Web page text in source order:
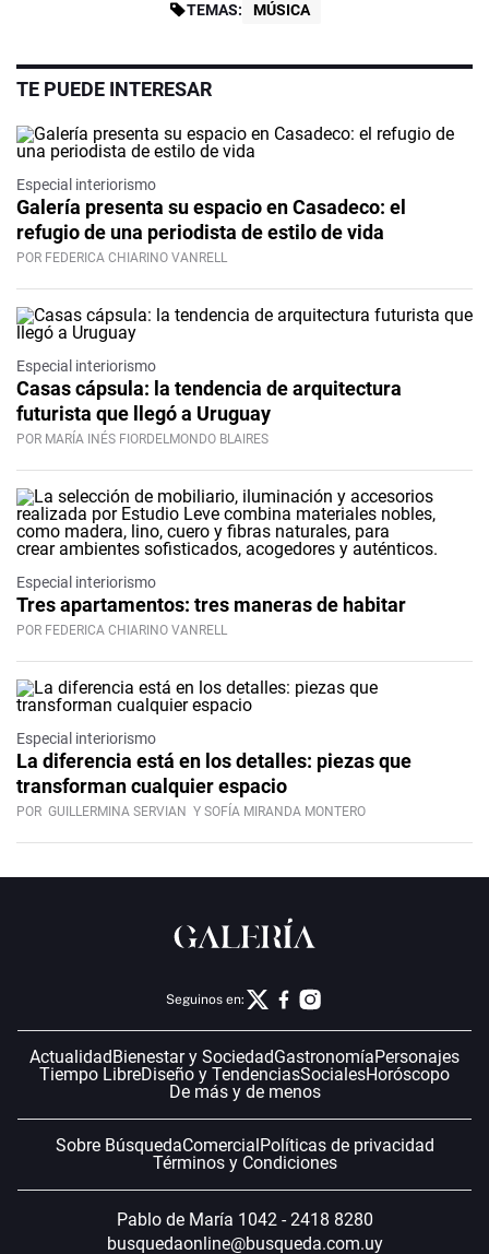
TEMAS: MÚSICA
TE PUEDE INTERESAR
Especial interiorismo
Galería presenta su espacio en Casadeco: el
refugio de una periodista de estilo de vida
POR FEDERICA CHIARINO VANRELL
Especial interiorismo
Casas cápsula: la tendencia de arquitectura
futurista que llegó a Uruguay
POR MARÍA INÉS FIORDELMONDO BLAIRES
Especial interiorismo
Tres apartamentos: tres maneras de habitar
POR FEDERICA CHIARINO VANRELL
Especial interiorismo
La diferencia está en los detalles: piezas que
transforman cualquier espacio
POR GUILLERMINA SERVIAN Y SOFÍA MIRANDA MONTERO
Seguinos en:
Actualidad Bienestar y SociedadGastronomíaPersonajes
Tiempo LibreDiseño y TendenciasSocialesHoróscopo
De más y de menos
Sobre BúsquedaComercial Políticas de privacidad
Términos y Condiciones
Pablo de María 1042 - 2418 8280
busquedaonline@busqueda.com.uy